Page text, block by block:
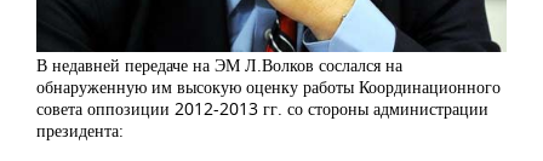
В недавней передаче на ЭМ Л.Волков сослался на
обнаруженную им высокую оценку работы Координационного
совета оппозиции 2012-2013 гг. со стороны администрации
президента: